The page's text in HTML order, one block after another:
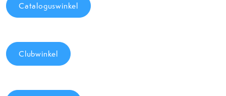
Cataloguswinkel
Clubwinkel